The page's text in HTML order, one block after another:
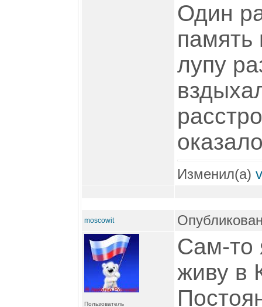
Один
память
лупу
Изменил(а)
moscowit
Пользователь
Сам-то
живу в